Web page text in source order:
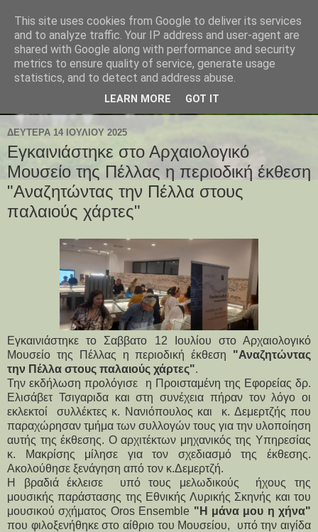
ΔΕΥΤΈΡΑ 14 ΙΟΥΛΊΟΥ 2025
Εγκαινιάστηκε στο Αρχαιολογικό
Μουσείο της Πέλλας η περιοδική έκθεση
"Αναζητώντας την Πέλλα στους
παλαιούς χάρτες"
Εγκαινιάστηκε το Σαββατο 12 Ιουλίου στο Αρχαιολογικό
Μουσείο της Πέλλας η περιοδική έκθεση "Αναζητώντας
την Πέλλα στους παλαιούς χάρτες".
Την εκδήλωση προλόγισε  η Προισταμένη της Εφορείας δρ.
Ελισάβετ Τσιγαριδα και στη συνέχεια πήραν τον λόγο οι
εκλεκτοί  συλλέκτες κ. Νανιόπουλος και  κ. Δεμερτζής που
παραχώρησαν τμήμα των συλλογών τους για την υλοποίηση
αυτής της έκθεσης. Ο αρχιτέκτων μηχανικός της Υπηρεσίας
κ. Μακρίσης μίλησε για τον σχεδιασμό της έκθεσης.
Ακολούθησε ξενάγηση από τον κ.Δεμερτζή.
Η βραδιά έκλεισε  υπό τους μελωδικούς  ήχους της
μουσικής παράστασης της Εθνικής Λυρικής Σκηνής και του
μουσικού σχήματος Oros Ensemble "Η μάνα μου η χήνα"
που φιλοξενήθηκε στο αίθριο του Μουσείου,  υπό την αιγίδα
This site uses cookies from Google to deliver its services
and to analyze traffic. Your IP address and user-agent are
shared with Google along with performance and security
metrics to ensure quality of service, generate usage
statistics, and to detect and address abuse.
LEARN MORE GOT IT